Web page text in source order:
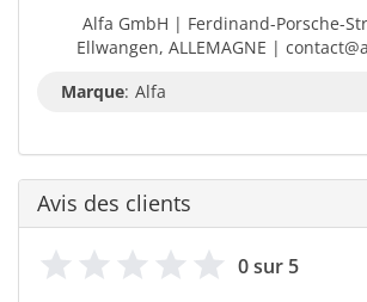
Alfa GmbH | Ferdinand-Porsche-
Ellwangen, ALLEMAGNE |
Marque: Alfa
Avis des clients
0 sur 5